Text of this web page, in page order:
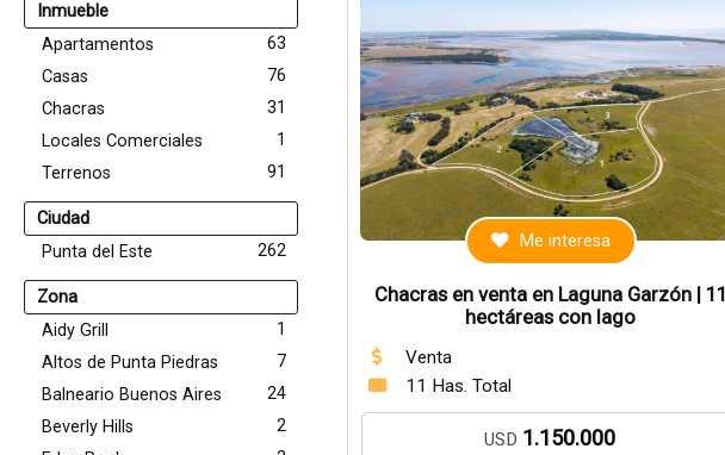
Inmueble
Apartamentos
63
Casas
76
Chacras
31
Locales Comerciales
1
Terrenos
91
Ciudad
Punta del Este
262
Zona
Aidy Grill
1
Altos de Punta Piedras
7
Balneario Buenos Aires
24
Beverly Hills
2
Me interesa
Chacras en venta en Laguna Garzón | 11
hectáreas con lago
Venta
11 Has. Total
USD 1.150.000